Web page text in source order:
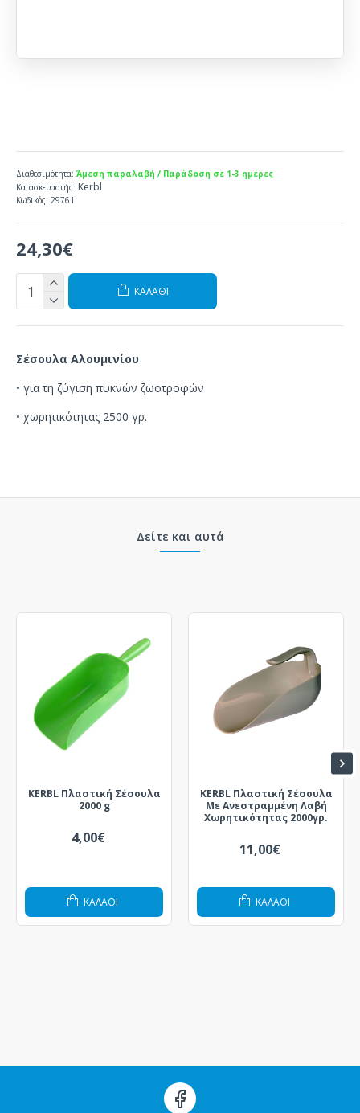
24,30€
Διαθεσιμότητα: Άμεση παραλαβή / Παράδοση σε 1-3 ημέρες
Κατασκευαστής: Kerbl
Κωδικός: 29761
ΚΑΛΆΘΙ
Σέσουλα Αλουμινίου
• για τη ζύγιση πυκνών ζωοτροφών
• χωρητικότητας 2500 γρ.
Δείτε και αυτά
KERBL Πλαστική Σέσουλα
2000 g
4,00€
ΚΑΛΆΘΙ
KERBL Πλαστική Σέσουλα
Με Ανεστραμμένη Λαβή
Χωρητικότητας 2000γρ.
11,00€
ΚΑΛΆΘΙ